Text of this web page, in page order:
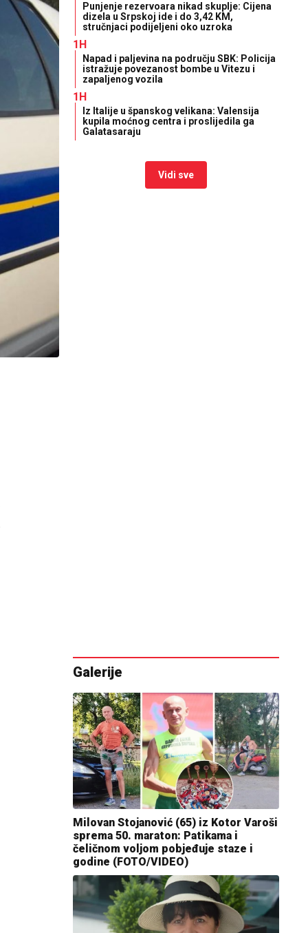
Punjenje rezervoara nikad skuplje: Cijena
dizela u Srpskoj ide i do 3,42 KM,
stručnjaci podijeljeni oko uzroka
1H
Napad i paljevina na području SBK: Policija
istražuje povezanost bombe u Vitezu i
zapaljenog vozila
1H
Iz Italije u španskog velikana: Valensija
kupila moćnog centra i proslijedila ga
Galatasaraju
Vidi sve
Galerije
Milovan Stojanović (65) iz Kotor Varoši
sprema 50. maraton: Patikama i
čeličnom voljom pobjeđuje staze i
godine (FOTO/VIDEO)